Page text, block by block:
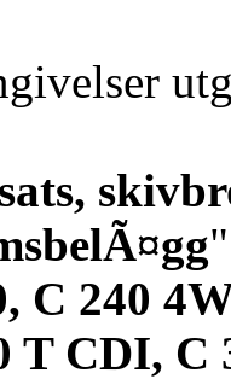
C 240
T CDI, C